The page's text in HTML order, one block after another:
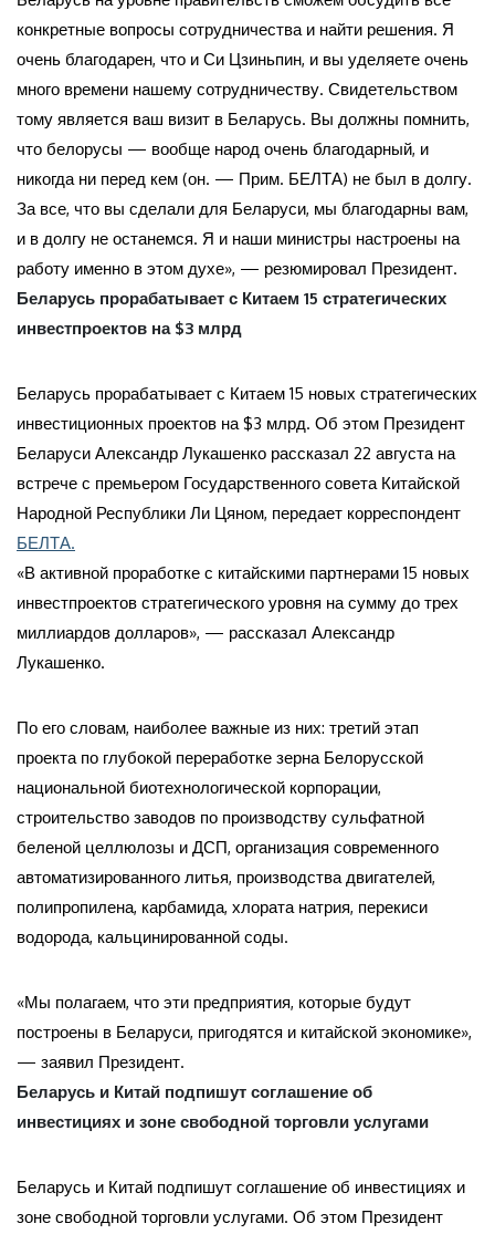
конкретные вопросы сотрудничества и найти решения. Я
очень благодарен, что и Си Цзиньпин, и вы уделяете очень
много времени нашему сотрудничеству. Свидетельством
тому является ваш визит в Беларусь. Вы должны помнить,
что белорусы — вообще народ очень благодарный, и
никогда ни перед кем (он. — Прим. БЕЛТА) не был в долгу.
За все, что вы сделали для Беларуси, мы благодарны вам,
и в долгу не останемся. Я и наши министры настроены на
работу именно в этом духе», — резюмировал Президент.
Беларусь прорабатывает с Китаем 15 стратегических
инвестпроектов на $3 млрд
Беларусь прорабатывает с Китаем 15 новых стратегических
инвестиционных проектов на $3 млрд. Об этом Президент
Беларуси Александр Лукашенко рассказал 22 августа на
встрече с премьером Государственного совета Китайской
Народной Республики Ли Цяном, передает корреспондент
БЕЛТА.
«В активной проработке с китайскими партнерами 15 новых
инвестпроектов стратегического уровня на сумму до трех
миллиардов долларов», — рассказал Александр
Лукашенко.
По его словам, наиболее важные из них: третий этап
проекта по глубокой переработке зерна Белорусской
национальной биотехнологической корпорации,
строительство заводов по производству сульфатной
беленой целлюлозы и ДСП, организация современного
автоматизированного литья, производства двигателей,
полипропилена, карбамида, хлората натрия, перекиси
водорода, кальцинированной соды.
«Мы полагаем, что эти предприятия, которые будут
построены в Беларуси, пригодятся и китайской экономике»,
— заявил Президент.
Беларусь и Китай подпишут соглашение об
инвестициях и зоне свободной торговли услугами
Беларусь и Китай подпишут соглашение об инвестициях и
зоне свободной торговли услугами. Об этом Президент